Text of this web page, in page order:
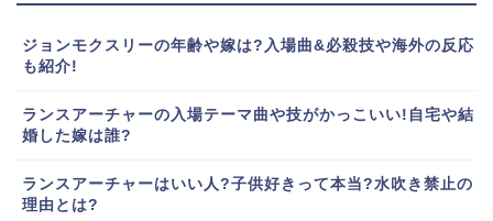
ジョンモクスリーの年齢や嫁は?入場曲&必殺技や海外の反応
も紹介!
ランスアーチャーの入場テーマ曲や技がかっこいい!自宅や結
婚した嫁は誰?
ランスアーチャーはいい人?子供好きって本当?水吹き禁止の
理由とは?